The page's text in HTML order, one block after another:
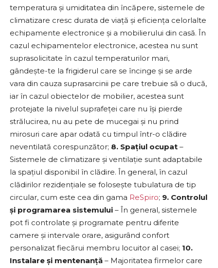
temperatura și umiditatea din încăpere, sistemele de
climatizare cresc durata de viață și eficiența celorlalte
echipamente electronice și a mobilierului din casă. În
cazul echipamentelor electronice, acestea nu sunt
suprasolicitate în cazul temperaturilor mari,
gândește-te la frigiderul care se încinge și se arde
vara din cauza suprasarcinii pe care trebuie să o ducă,
iar în cazul obiectelor de mobilier, acestea sunt
protejate la nivelul suprafeței care nu își pierde
strălucirea, nu au pete de mucegai și nu prind
mirosuri care apar odată cu timpul într-o clădire
neventilată corespunzător; 8. Spațiul ocupat –
Sistemele de climatizare și ventilație sunt adaptabile
la spațiul disponibil în clădire. În general, în cazul
clădirilor rezidențiale se folosește tubulatura de tip
circular, cum este cea din gama ReSpiro; 9. Controlul
și programarea sistemului – În general, sistemele
pot fi controlate și programate pentru diferite
camere și intervale orare, asigurând confort
personalizat fiecărui membru locuitor al casei; 10.
Instalare și mentenanță – Majoritatea firmelor care